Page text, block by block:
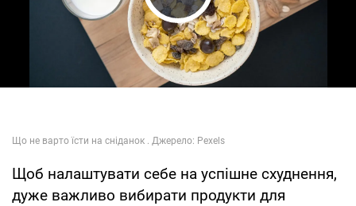
Play Video
Щоб налаштувати себе на успішне схуднення,
дуже важливо вибирати продукти для